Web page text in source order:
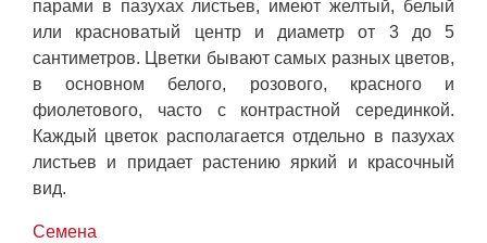
парами в пазухах листьев, имеют желтый, белый
или красноватый центр и диаметр от 3 до 5
сантиметров. Цветки бывают самых разных цветов,
в основном белого, розового, красного и
фиолетового, часто с контрастной серединкой.
Каждый цветок располагается отдельно в пазухах
листьев и придает растению яркий и красочный
вид.
Семена